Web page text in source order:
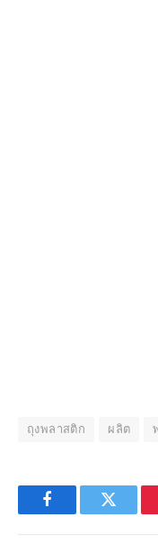
ถุงพลาสติก ผลิต
FacebookTwitter